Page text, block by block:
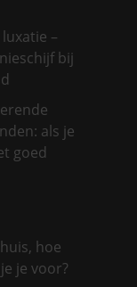
–
bij
als je
goed
hoe
je voor?